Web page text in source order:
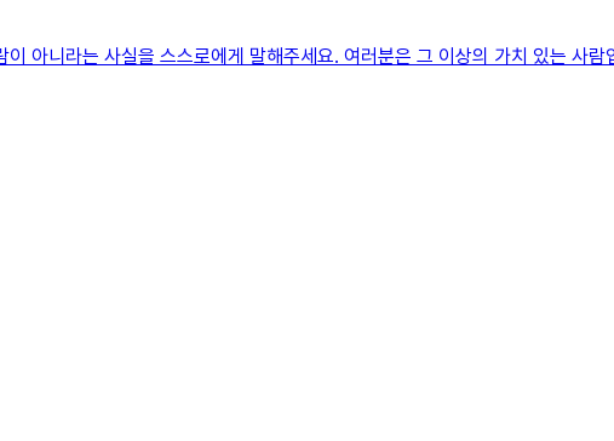
아니라는 사실을 스스로에게 말해주세요. 여러분은 그 이상의 가치 있는 사